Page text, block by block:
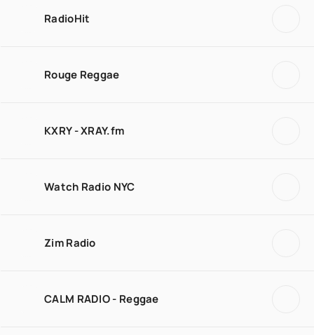
RadioHit
Rouge Reggae
KXRY - XRAY.fm
Watch Radio NYC
Zim Radio
CALM RADIO - Reggae